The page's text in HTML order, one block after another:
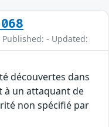
Published: - Updated:
découvertes dans
à un attaquant de
non spécifié par